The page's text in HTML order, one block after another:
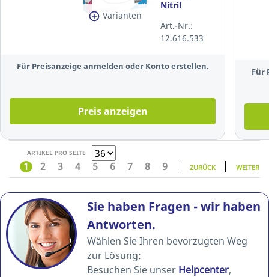
Varianten
Nitril
Größe: M,
240mm,
Stück
Art.-Nr.:
12.616.533
Für Preisanzeige anmelden oder Konto erstellen.
Preis anzeigen
Für
ARTIKEL PRO SEITE
1 2 3 4 5 6 7 8 9 ZURÜCK WEITER
Sie haben Fragen - wir haben
Antworten.
Wählen Sie Ihren bevorzugten Weg
zur Lösung:
Besuchen Sie unser Helpcenter,